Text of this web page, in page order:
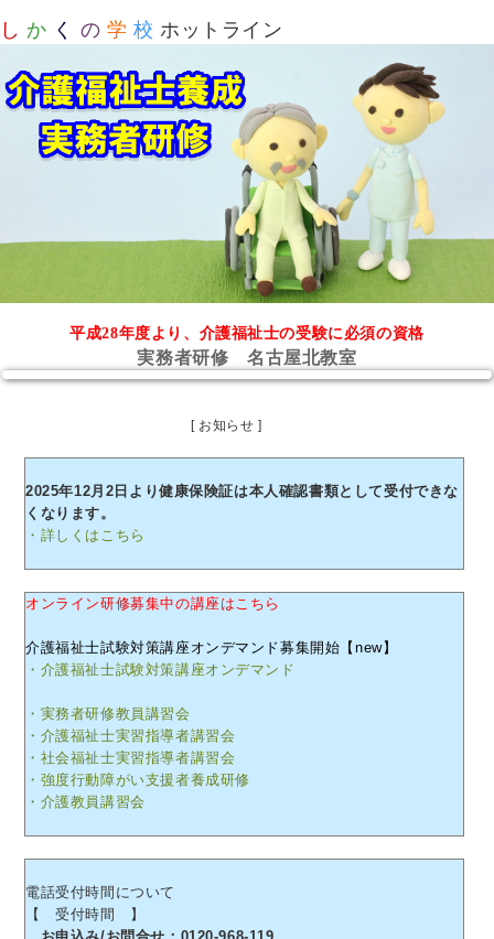
し か く の 学 校 ホットライン
平成28年度より、介護福祉士の受験に必須の資格
実務者研修 名古屋北教室
[ お知らせ ]
2025年12月2日より健康保険証は本人確認書類として受付できな
くなります。
・詳しくはこちら
オンライン研修募集中の講座はこちら
介護福祉士試験対策講座オンデマンド募集開始【new】
・介護福祉士試験対策講座オンデマンド
・実務者研修教員講習会
・介護福祉士実習指導者講習会
・社会福祉士実習指導者講習会
・強度行動障がい支援者養成研修
・介護教員講習会
電話受付時間について
【 受付時間 】